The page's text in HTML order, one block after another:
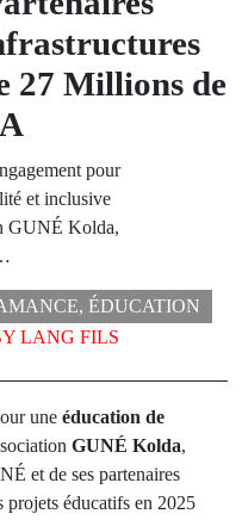
27 Millions de
pour
et inclusive
GUNÉ Kolda,
, ÉDUCATION
LANG FILS
une éducation de
GUNÉ Kolda,
et de ses partenaires
projets éducatifs en 2025